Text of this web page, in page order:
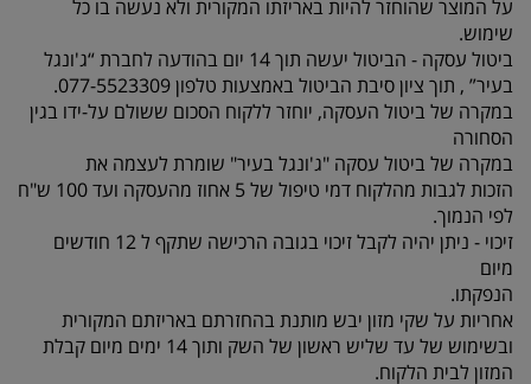
על המוצר שהוחזר להיות באריזתו המקורית ולא נעשה בו כל
שימוש.
ביטול עסקה - הביטול יעשה תוך 14 יום בהודעה לחברת “ג'ונגל
בעיר” , תוך ציון סיבת הביטול באמצעות טלפון 077-5523309.
במקרה של ביטול העסקה, יוחזר ללקוח הסכום ששולם על-ידו בגין
הסחורה
במקרה של ביטול עסקה "ג'ונגל בעיר" שומרת לעצמה את
הזכות לגבות מהלקוח דמי טיפול של 5 אחוז מהעסקה ועד 100 ש"ח
לפי הנמוך.
זיכוי - ניתן יהיה לקבל זיכוי בגובה הרכישה שתקף ל 12 חודשים
מיום
הנפקתו.
אחריות על שקי מזון יבש מותנת בהחזרתם באריזתם המקורית
ובשימוש של עד שליש ראשון של השק ותוך 14 ימים מיום קבלת
המזון לבית הלקוח.